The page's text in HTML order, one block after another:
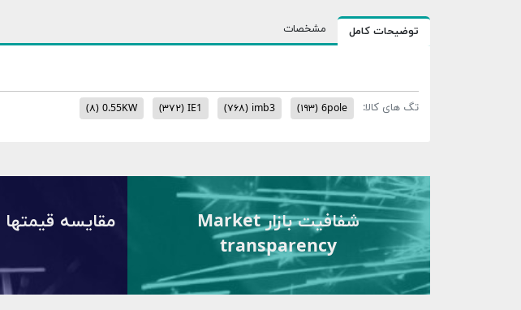
توضیحات کامل مشخصات
تگ های کالا: 6pole (۱۹۳) imb3 (۷۶۸) IE1 (۳۷۲) 0.55KW (۸)
شفافیت بازار Market
transparency
مقایسه قیمتها Price comparison